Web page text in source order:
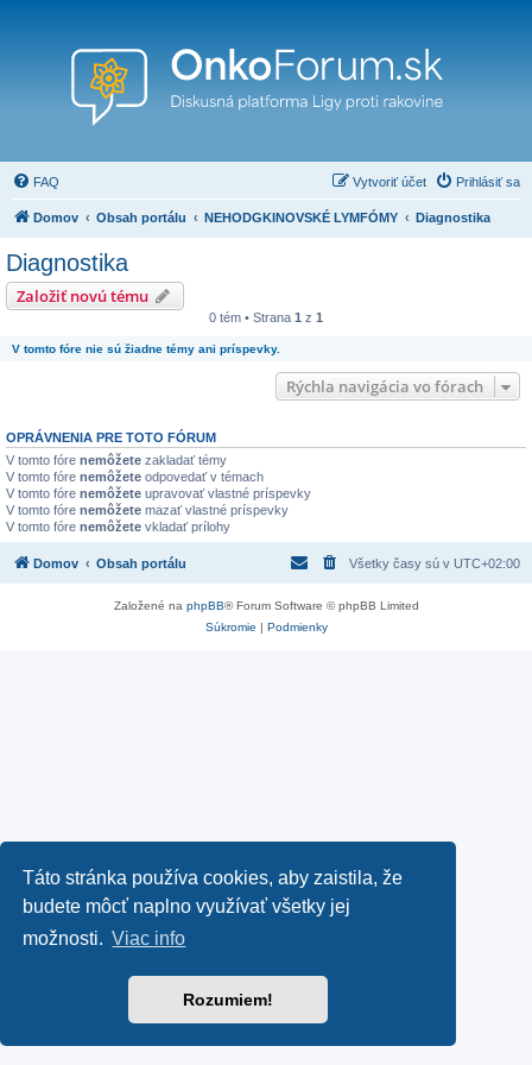
Táto stránka používa cookies, aby zaistila, že
budete môcť naplno využívať všetky jej
možnosti. Viac info
Rozumiem!
FAQ Prihlásiť sa
Vytvoriť účet
Domov Obsah portálu NEHODGKINOVSKÉ LYMFÓMY Diagnostika
Diagnostika
Založiť novú tému
0 tém • Strana 1 z 1
V tomto fóre nie sú žiadne témy ani príspevky.
Rýchla navigácia vo fórach
OPRÁVNENIA PRE TOTO FÓRUM
V tomto fóre nemôžete zakladať témy
V tomto fóre nemôžete odpovedať v témach
V tomto fóre nemôžete upravovať vlastné príspevky
V tomto fóre nemôžete mazať vlastné príspevky
V tomto fóre nemôžete vkladať prílohy
Domov Obsah portálu Všetky časy sú v UTC+02:00
Založené na phpBB® Forum Software © phpBB Limited
Súkromie | Podmienky